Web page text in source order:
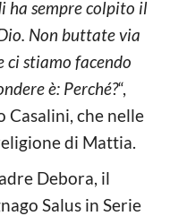
ha sempre colpito il
Non buttate via
ci stiamo facendo
è: Perché?“,
Casalini, che nelle
di Mattia.
Debora, il
Salus in Serie